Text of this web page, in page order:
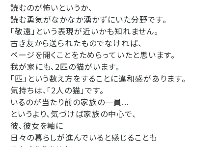
読むのが怖いというか、
読む勇気がなかなか湧かずにいた分野です。
「敬遠」という表現が近いかも知れません。
古き友から送られたものでなければ、
ページを開くことをためらっていたと思います。
我が家にも、2匹の猫がいます。
「匹」という数え方をすることに違和感があります。
気持ちは、「2人の猫」です。
いるのが当たり前の家族の一員...
というより、気づけば家族の中心で、
彼、彼女を軸に
日々の暮らしが進んでいると感じることも